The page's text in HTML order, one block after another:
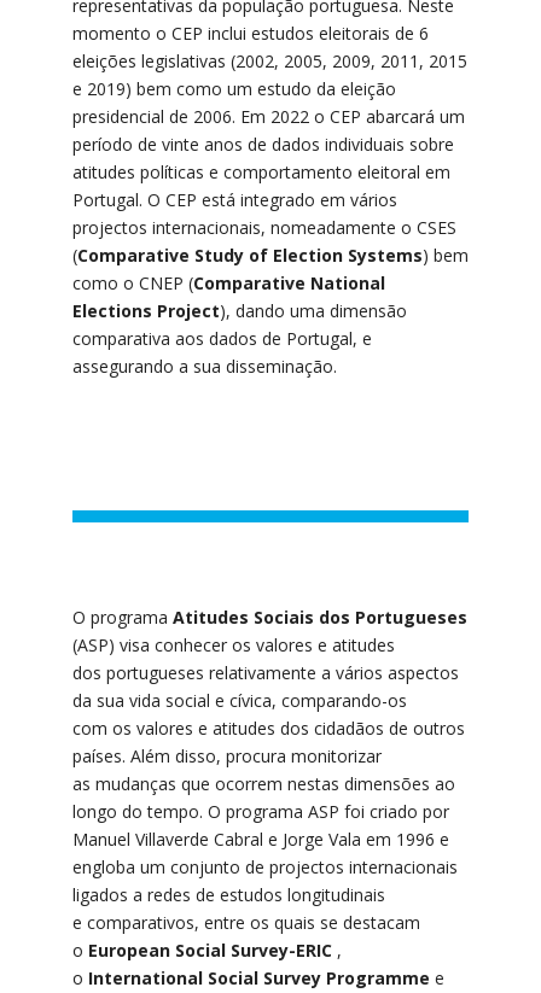
representativas da população portuguesa. Neste
momento o CEP inclui estudos eleitorais de 6
eleições legislativas (2002, 2005, 2009, 2011, 2015
e 2019) bem como um estudo da eleição
presidencial de 2006. Em 2022 o CEP abarcará um
período de vinte anos de dados individuais sobre
atitudes políticas e comportamento eleitoral em
Portugal. O CEP está integrado em vários
projectos internacionais, nomeadamente o CSES
(Comparative Study of Election Systems) bem
como o CNEP (Comparative National
Elections Project), dando uma dimensão
comparativa aos dados de Portugal, e
assegurando a sua disseminação.
O programa Atitudes Sociais dos Portugueses
(ASP) visa conhecer os valores e atitudes
dos portugueses relativamente a vários aspectos
da sua vida social e cívica, comparando-os
com os valores e atitudes dos cidadãos de outros
países. Além disso, procura monitorizar
as mudanças que ocorrem nestas dimensões ao
longo do tempo. O programa ASP foi criado por
Manuel Villaverde Cabral e Jorge Vala em 1996 e
engloba um conjunto de projectos internacionais
ligados a redes de estudos longitudinais
e comparativos, entre os quais se destacam
o European Social Survey-ERIC ,
o International Social Survey Programme e